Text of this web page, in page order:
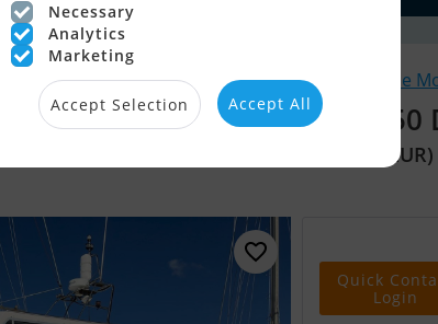
Lignende
727.850
(97.500 EUR)
Quick
Login
Necessary
Analytics
Marketing
Accept Selection Accept All